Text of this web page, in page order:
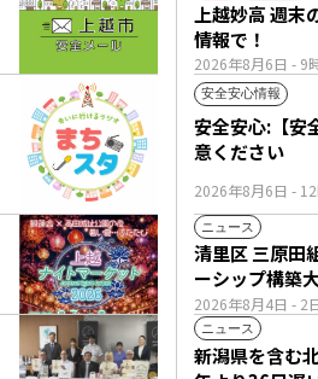
2026年8月6日 - 9
上越妙高 週末
情報で！
安全安心情報
2026年8月6日 -
安全安心:【安
意ください
ニュース
2026年8月4日 - 2
清里区 三原田組 県内企業初「パー
ーシップ構築
ニュース
新潟県を含む